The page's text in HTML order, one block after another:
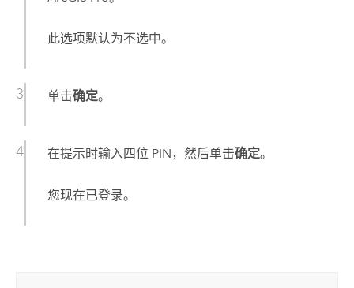
此选项默认为不选中。
单击确定。
在提示时输入四位 PIN，然后单击确定。
您现在已登录。